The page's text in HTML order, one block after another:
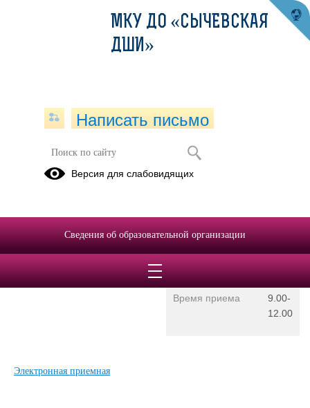
Директор, Преподаватель
Электронная приемная
Время приема
9.00-
12.00
Электронная приемная
МКУ ДО «СЫЧЕВСКАЯ
ДШИ»
Написать письмо
Версия для слабовидящих
Сведения об образовательной организации